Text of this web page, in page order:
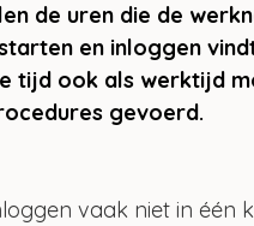
de uren die de
en inloggen
tijd ook als werktijd
gevoerd.
vaak niet in